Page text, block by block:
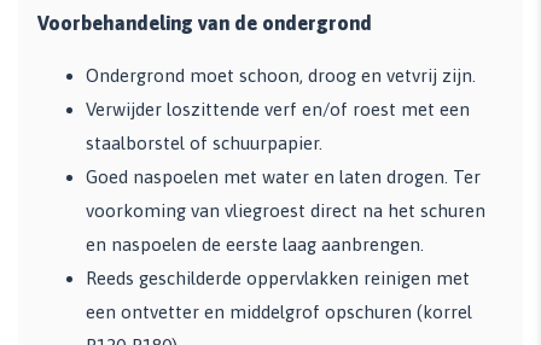
Voorbehandeling van de ondergrond
Ondergrond moet schoon, droog en vetvrij zijn.
Verwijder loszittende verf en/of roest met een
staalborstel of schuurpapier.
Goed naspoelen met water en laten drogen. Ter
voorkoming van vliegroest direct na het schuren
en naspoelen de eerste laag aanbrengen.
Reeds geschilderde oppervlakken reinigen met
een ontvetter en middelgrof opschuren (korrel